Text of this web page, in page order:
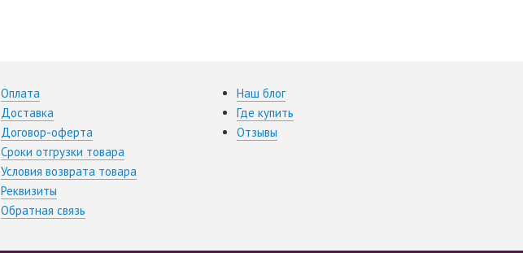
Оплата
Доставка
Договор-оферта
Сроки отгрузки товара
Условия возврата товара
Реквизиты
Обратная связь
Наш блог
Где купить
Отзывы